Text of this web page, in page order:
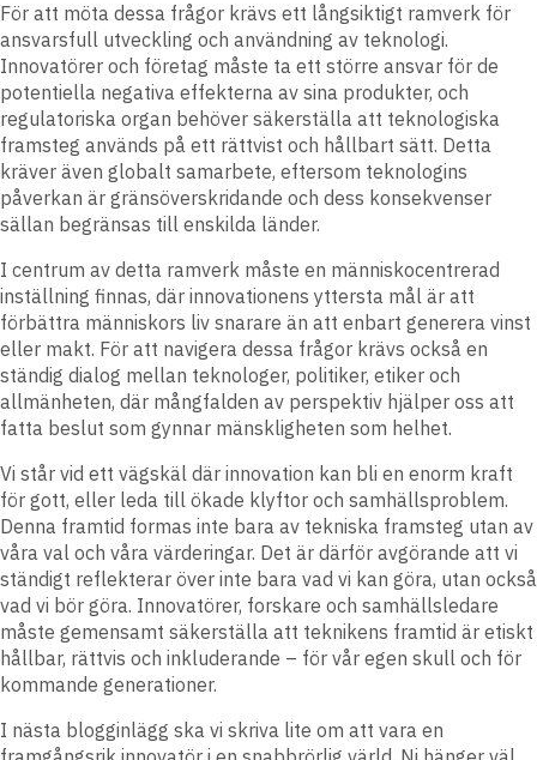
För att möta dessa frågor krävs ett långsiktigt ramverk för
ansvarsfull utveckling och användning av teknologi.
Innovatörer och företag måste ta ett större ansvar för de
potentiella negativa effekterna av sina produkter, och
regulatoriska organ behöver säkerställa att teknologiska
framsteg används på ett rättvist och hållbart sätt. Detta
kräver även globalt samarbete, eftersom teknologins
påverkan är gränsöverskridande och dess konsekvenser
sällan begränsas till enskilda länder.
I centrum av detta ramverk måste en människocentrerad
inställning finnas, där innovationens yttersta mål är att
förbättra människors liv snarare än att enbart generera vinst
eller makt. För att navigera dessa frågor krävs också en
ständig dialog mellan teknologer, politiker, etiker och
allmänheten, där mångfalden av perspektiv hjälper oss att
fatta beslut som gynnar mänskligheten som helhet.
Vi står vid ett vägskäl där innovation kan bli en enorm kraft
för gott, eller leda till ökade klyftor och samhällsproblem.
Denna framtid formas inte bara av tekniska framsteg utan av
våra val och våra värderingar. Det är därför avgörande att vi
ständigt reflekterar över inte bara vad vi kan göra, utan också
vad vi bör göra. Innovatörer, forskare och samhällsledare
måste gemensamt säkerställa att teknikens framtid är etiskt
hållbar, rättvis och inkluderande – för vår egen skull och för
kommande generationer.
I nästa blogginlägg ska vi skriva lite om att vara en